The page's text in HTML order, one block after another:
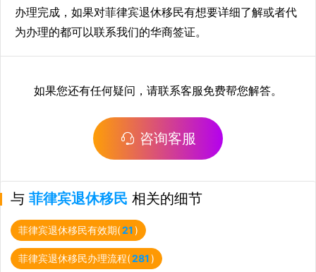
办理完成，如果对菲律宾退休移民有想要详细了解或者代
为办理的都可以联系我们的华商签证。
如果您还有任何疑问，请联系客服免费帮您解答。
咨询客服
与 菲律宾退休移民 相关的细节
菲律宾退休移民有效期(21)
菲律宾退休移民办理流程(281)